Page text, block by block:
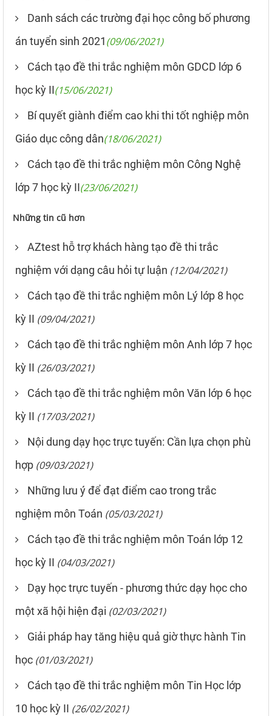
Danh sách các trường đại học công bố phương
án tuyển sinh 2021(09/06/2021)
Cách tạo đề thi trắc nghiệm môn GDCD lớp 6
học kỳ II(15/06/2021)
Bí quyết giành điểm cao khi thi tốt nghiệp môn
Giáo dục công dân(18/06/2021)
Cách tạo đề thi trắc nghiệm môn Công Nghệ
lớp 7 học kỳ II(23/06/2021)
Những tin cũ hơn
AZtest hỗ trợ khách hàng tạo đề thi trắc
nghiệm với dạng câu hỏi tự luận (12/04/2021)
Cách tạo đề thi trắc nghiệm môn Lý lớp 8 học
kỳ II (09/04/2021)
Cách tạo đề thi trắc nghiệm môn Anh lớp 7 học
kỳ II (26/03/2021)
Cách tạo đề thi trắc nghiệm môn Văn lớp 6 học
kỳ II (17/03/2021)
Nội dung dạy học trực tuyến: Cần lựa chọn phù
hợp (09/03/2021)
Những lưu ý để đạt điểm cao trong trắc
nghiệm môn Toán (05/03/2021)
Cách tạo đề thi trắc nghiệm môn Toán lớp 12
học kỳ II (04/03/2021)
Dạy học trực tuyến - phương thức dạy học cho
một xã hội hiện đại (02/03/2021)
Giải pháp hay tăng hiệu quả giờ thực hành Tin
học (01/03/2021)
Cách tạo đề thi trắc nghiệm môn Tin Học lớp
10 học kỳ II (26/02/2021)